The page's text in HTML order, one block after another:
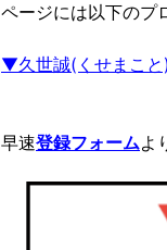
ページには以下のプ
▼久世誠(くせまこ
早速登録フォームよ